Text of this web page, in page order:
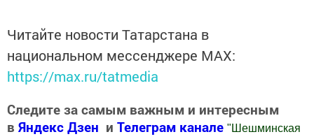
Читайте новости Татарстана в
национальном мессенджере MАХ:
https://max.ru/tatmedia
Следите за самым важным и интересным
в Яндекс Дзен и Телеграм канале " Шешминская